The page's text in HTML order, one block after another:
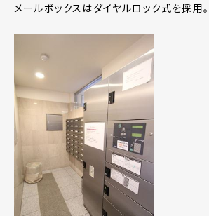
メールボックスはダイヤルロック式を採用。